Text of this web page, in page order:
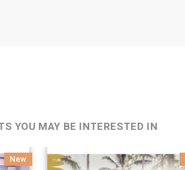
YOU MAY BE INTERESTED IN
New